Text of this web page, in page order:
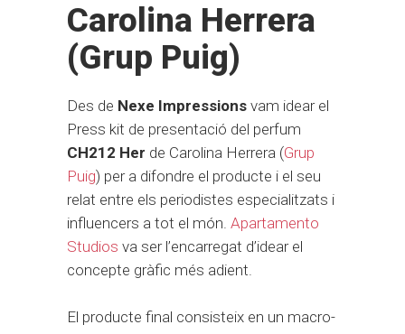
Carolina Herrera
(Grup Puig)
Des de Nexe Impressions vam idear el
Press kit de presentació del perfum
CH212 Her de Carolina Herrera (Grup
Puig) per a difondre el producte i el seu
relat entre els periodistes especialitzats i
influencers a tot el món. Apartamento
Studios va ser l’encarregat d’idear el
concepte gràfic més adient.
El producte final consisteix en un macro-